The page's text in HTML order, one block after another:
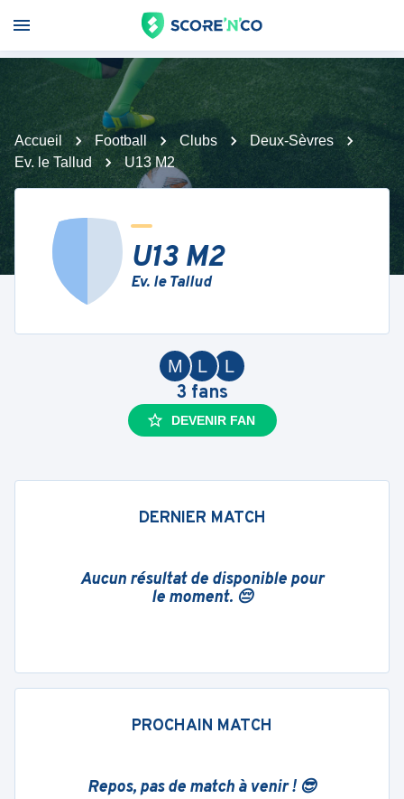
Accueil Football Clubs
Deux-Sèvres
Ev. le Tallud
U13 M2
U13 M2
Ev. le Tallud
L
L
M
3 fans
DEVENIR FAN
DERNIER MATCH
Aucun résultat de disponible pour
le moment. 😔
PROCHAIN MATCH
Repos, pas de match à venir ! 😎